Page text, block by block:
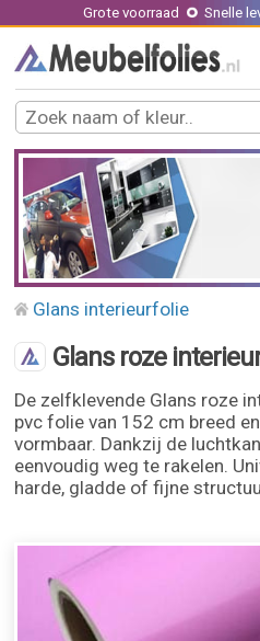
Grote voorraad Snelle
Glans interieurfolie
Glans roze
De zelfklevende Glans roze
pvc folie van 152 cm breed
vormbaar. Dankzij de
eenvoudig weg te rakelen.
harde, gladde of fijne